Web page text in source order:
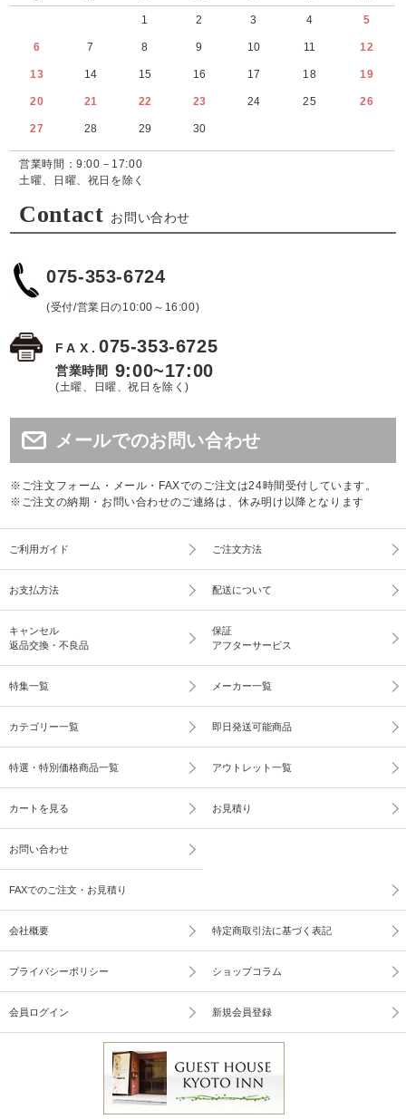
1 2 3 4 5
6 7 8 9 10 11 12
13 14 15 16 17 18 19
20 21 22 23 24 25 26
27 28 29 30
営業時間：9:00－17:00
土曜、日曜、祝日を除く
Contact お問い合わせ
075-353-6724
(受付/営業日の10:00～16:00)
FAX.075-353-6725
営業時間 9:00~17:00
(土曜、日曜、祝日を除く)
メールでのお問い合わせ
※ご注文フォーム・メール・FAXでのご注文は24時間受付しています。
※ご注文の納期・お問い合わせのご連絡は、休み明け以降となります
ご利用ガイド ご注文方法
お支払方法 配送について
キャンセル
返品交換・不良品
保証
アフターサービス
特集一覧 メーカー一覧
カテゴリー一覧 即日発送可能商品
特選・特別価格商品一覧 アウトレット一覧
カートを見る お見積り
お問い合わせ
FAXでのご注文・お見積り
会社概要 特定商取引法に基づく表記
プライバシーポリシー ショップコラム
会員ログイン 新規会員登録